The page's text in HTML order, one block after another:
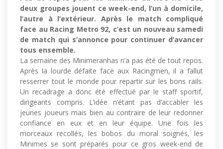
deux groupes jouent ce week-end, l’un à domicile,
l’autre à l’extérieur. Après le match compliqué
face au Racing Metro 92, c’est un nouveau samedi
de match qui s’annonce pour continuer d’avancer
tous ensemble.
La semaine des Minimeranhas n’a pas été de tout repos.
Après la lourde défaite face aux Racingmen, il a fallut
resserrer tout le monde pour repartir sur les bons rails.
Un recadrage a donc été effectué par le staff sportif,
dirigeants compris. L’idée n’étant pas d’accabler les
jeunes joueurs mais bien au contraire de leur redonner
confiance en eux et en leur équipe. Une fois les
morceaux recollés, les bobos du moral soignés, les
Minimes se sont préparés pour ce gros week-end de